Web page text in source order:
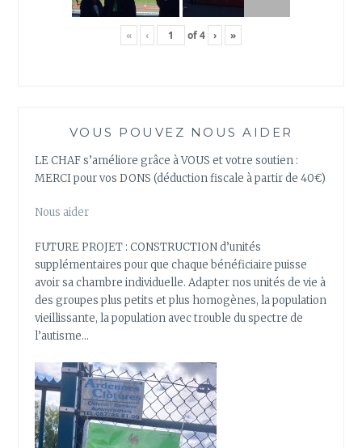
« ‹ of4 › »
VOUS POUVEZ NOUS AIDER
LE CHAF s’améliore grâce à VOUS et votre soutien :
MERCI pour vos DONS (déduction fiscale à partir de 40€)
Nous aider
FUTURE PROJET : CONSTRUCTION d’unités
supplémentaires pour que chaque bénéficiaire puisse
avoir sa chambre individuelle. Adapter nos unités de vie à
des groupes plus petits et plus homogènes, la population
vieillissante, la population avec trouble du spectre de
l’autisme…